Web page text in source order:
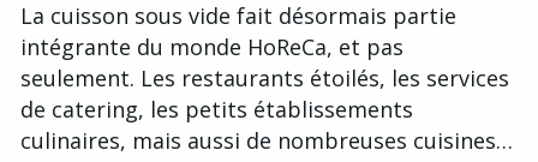
La cuisson sous vide fait désormais partie
intégrante du monde HoReCa, et pas
seulement. Les restaurants étoilés, les services
de catering, les petits établissements
culinaires, mais aussi de nombreuses cuisines…